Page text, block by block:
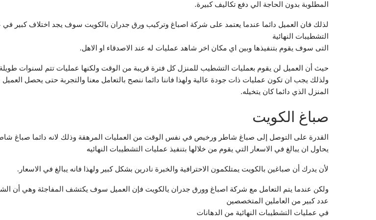
المطلوبة بدون الحاجة الي دفع تكاليف كبيرة.
لذلك فان العميل دائما عندما يعتمد على شركة اصباغ وتركيب ورق جدران بالكويت سوف يجد اختلاف كبير في
التشطيبات النهائية
التى سوف يقوم بتنفيذها وبين اي مكان اخر شاهد عمليات له عند الاصدقاء او الاهل.
حيث أن العميل لن يقوم بعمليات التشطيب للمنزل كل فترة قريبة من الوقت ولكنها عمليات تتم لسنوات طويلة
ولذلك يجب ان تكون عمليات ذات جودة عالية ولهذا فاننا دائما ننصح بالتعامل معنا والتجربة حتى يحصل
المنزل الذي دائما كان يتخيله.
صباغ الكويت
القدرة على التوصل إلى صباغ شاطر ورخيص في نفس الوقت من العمليات المرهقة وذلك لانه دائما صباغ
يحاول ان يبالغ في الاسعار التي يقوم من خلالها بتنفيذ عمليات التشطيبات النهائيه
لأن يدرك أن صباغين بالكويت يمتلكمون الاحترافية والخبرة نادرين بشكل كبير ولهذا فانه يبالغ في الاسعار.
ولكن عندما يتم التعامل مع شركة اصباغ وورق جدران يالكويت فإن العميل سوف يكتشف المفاجئة وهي أن
عدد كبير من العاملين المتخصصين
في عمليات التشطيبات النهائية من الدهانات